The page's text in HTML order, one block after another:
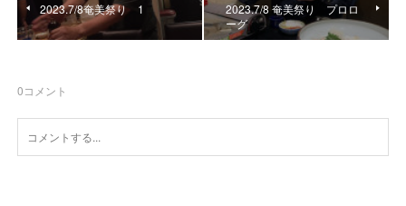
2023.7/8奄美祭り 1
2023.7/8 奄美祭り プロロ
ーグ
0コメント